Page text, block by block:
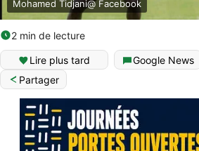
Mohamed Tidjani@ Facebook
2 min de lecture
Lire plus tard Google News
Partager